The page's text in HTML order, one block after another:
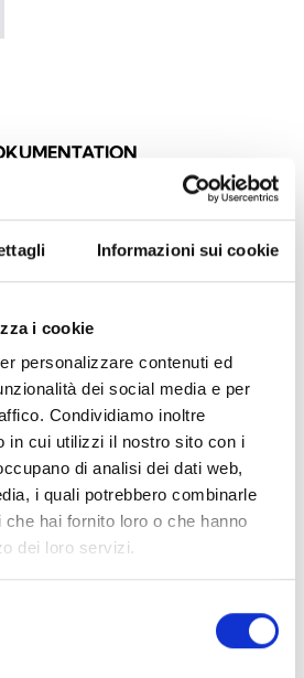
Informazioni sui cookie
i cookie
personalizzare contenuti ed
dei social media e per
Condividiamo inoltre
in cui utilizzi il nostro sito con i
di analisi dei dati web,
i quali potrebbero combinarle
hai fornito loro o che hanno
dei loro servizi.
herunterladen
- Materialien (2)
Sie Inhalte über das Symbol
LÖSCHEN